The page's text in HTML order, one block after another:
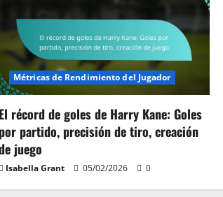
Métricas de Rendimiento del Jugador
El récord de goles de Harry Kane: Goles
por partido, precisión de tiro, creación
juego
Isabella Grant 05/02/2026 0